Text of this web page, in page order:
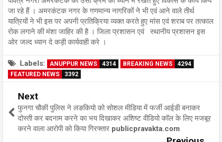
जा रहे हैं । अमरकंटक नगर के गणमान्य नागरिकों ने भी एवं आने वाले तीर्थ
यात्रियों ने भी इस पर अपनी प्रतिक्रिया व्यक्त करते हुए मांस एवं शराब पर तत्काल
रोक लगाने की मंशा जाहिर की है । जिला प्रशासन एवं स्थानीय प्रशासन इस
ओर जल्द ध्यान दे कड़ी कार्यवाही करे ।
Labels: ANUPPUR NEWS 4314 BREAKING NEWS
4294
FEATURED NEWS
3392
Next
फुनगा चौकी पुलिस ने लङकियो को सोशल मीडिया में फर्जी आईडी बनाकर
दोस्ती कर बदनाम करने का भय दिखाकर अशिष्ट वीडियो कॉल के लिए मजबूर
करने वाला आरोपी को किया गिरफ्तार publicpravakta.com